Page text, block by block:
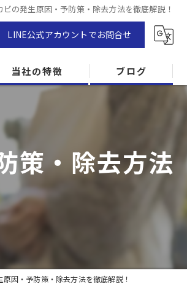
の発生原因・予防策・除去方法を徹底解説！
LINE公式アカウントでお問合せ
当社の特徴
防カビ
ビ専門
住宅
ビ検査
ブログ
策・除去方法
因・予防策・除去方法を徹底解説！